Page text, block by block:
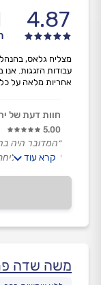
4.87
מצליח גלאס,
אחריות מלאה על
חוות דעת של
5.00
״המדובר היה
שהצריכה
מאור היה זמין
קרא עוד
משה שדה